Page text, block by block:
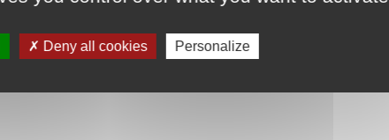
Deny all cookies Personalize